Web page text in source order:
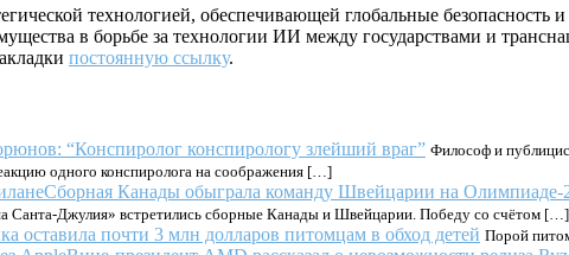
технологией, обеспечивающей глобальные безопасность
в борьбе за технологии ИИ между государствами и
постоянную ссылку.
“Конспиролог конспирологу злейший враг” Философ и
одного конспиролога на соображения […]
Сборная Канады обыграла команду Швейцарии на
Санта-Джулия» встретились сборные Канады и Швейцарии. Победу со счётом […]
оставила почти 3 млн долларов питомцам в обход детей Порой